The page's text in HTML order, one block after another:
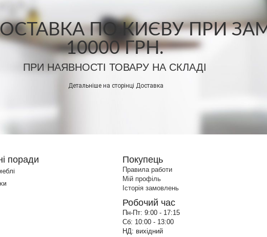
ПО КИЄВУ ПРИ
10000 ГРН.
ПРИ НАЯВНОСТІ ТОВАРУ НА СКЛАДІ
Детальніше на сторінці Доставка
поради Покупець
Правила работи
Мій профіль
Історія замовлень
Робочий час
Пн-Пт: 9:00 - 17:15
Сб: 10:00 - 13:00
НД: вихідний